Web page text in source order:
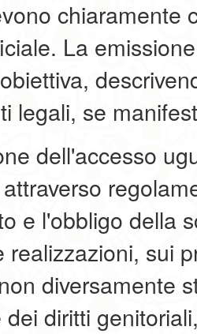
chiaramente
La
legali, se
dell'accesso
e l'obbligo della
realizzazioni, sui
diversamente
diritti